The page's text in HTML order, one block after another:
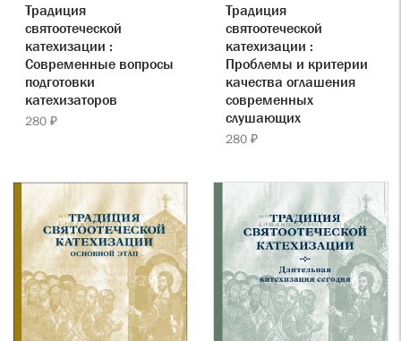
Традиция
святоотеческой
катехизации :
Современные вопросы
подготовки
катехизаторов
280 ₽
Традиция
святоотеческой
катехизации :
Проблемы и критерии
качества оглашения
современных
слушающих
280 ₽